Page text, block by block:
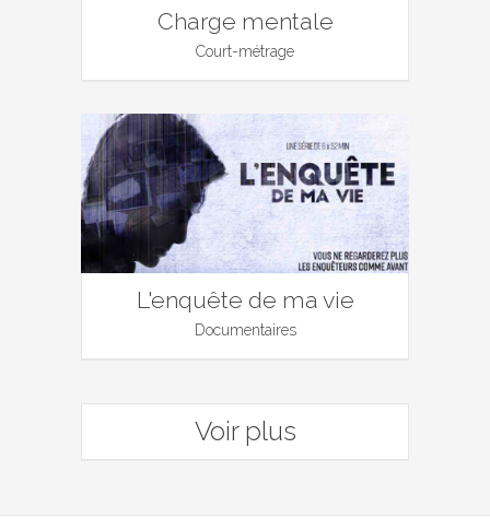
Charge mentale
Court-métrage
L'enquête de ma vie
Documentaires
Voir plus